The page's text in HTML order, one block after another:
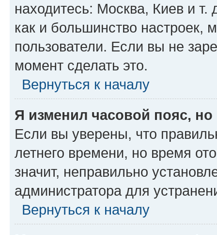
находитесь: Москва, Киев и т.
как и большинство настроек,
пользователи. Если вы не
момент сделать это.
Вернуться к началу
Я изменил часовой пояс,
Если вы уверены, что
летнего времени, но время
значит, неправильно
администратора для
Вернуться к началу